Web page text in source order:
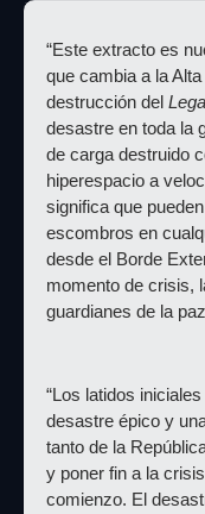
“Este extracto es
que cambia a la
destrucción del
desastre en toda la
de carga destruido
hiperespacio a
significa que
escombros en
desde el Borde
momento de crisis,
guardianes de la
“Los latidos
desastre épico y
tanto de la
y poner fin a la
comienzo. El